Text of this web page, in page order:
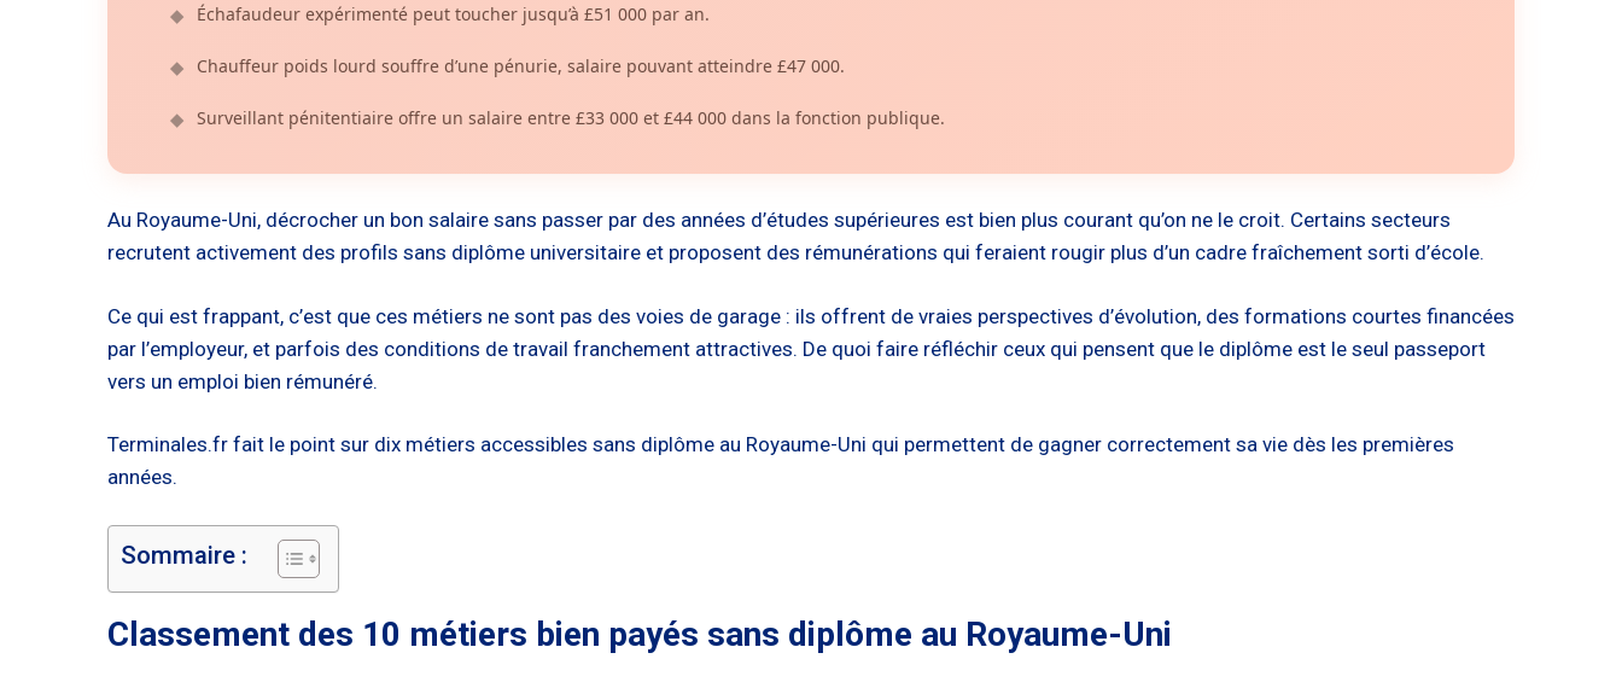
◆ Échafaudeur expérimenté peut toucher jusqu’à £51 000 par an.
◆ Chauffeur poids lourd souffre d’une pénurie, salaire pouvant atteindre £47 000.
◆ Surveillant pénitentiaire offre un salaire entre £33 000 et £44 000 dans la fonction publique.
Au Royaume-Uni, décrocher un bon salaire sans passer par des années d’études supérieures est bien plus courant qu’on ne le croit. Certains secteurs
recrutent activement des profils sans diplôme universitaire et proposent des rémunérations qui feraient rougir plus d’un cadre fraîchement sorti d’école.
Ce qui est frappant, c’est que ces métiers ne sont pas des voies de garage : ils offrent de vraies perspectives d’évolution, des formations courtes financées
par l’employeur, et parfois des conditions de travail franchement attractives. De quoi faire réfléchir ceux qui pensent que le diplôme est le seul passeport
vers un emploi bien rémunéré.
Terminales.fr fait le point sur dix métiers accessibles sans diplôme au Royaume-Uni qui permettent de gagner correctement sa vie dès les premières
années.
Sommaire :
Classement des 10 métiers bien payés sans diplôme au Royaume-Uni